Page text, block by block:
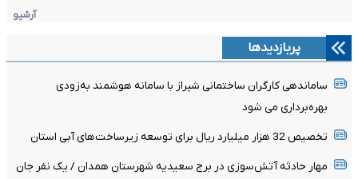
آرشیو
پربازدیدها
ساماندهی کارگران ساختمانی شیراز با سامانه هوشمند به‌زودی
بهره‌برداری می شود
تخصیص 32 هزار میلیارد ریال برای توسعه زیرساخت‌های آبی استان
مهار حادثه آتش‌سوزی در برج سعیدیه شهرستان همدان / یک نفر جان